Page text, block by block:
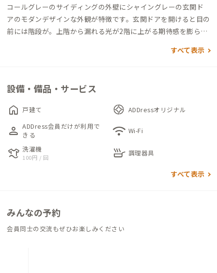
コールグレーのサイディングの外壁にシャイングレーの玄関ド
アのモダンデザインな外観が特徴です。玄関ドアを開けると目の
前には階段が。上階から漏れる光が2階に上がる期待感を膨らま
とは一変して、オレンジと花柄のアクセントクロスが印象的なカ
s古淵の家は男女共用です）、窓枠や廊下、棚の上など、ちょっ
としたところに当時の面影を残す小物が散りばめられており、可
愛らしい空間になっています。リビング手前には仕事にもぴった
りな折りたたみのハイカウンターとグリーンスツール、その先
のダイニングスペースには使い込むことで味の出るパイン無垢
材のダイニングテーブルがあります。キッチンには、幅約2.7m
のゆとりあるシステムキッチンがあり、会員同士で一緒に料理を
楽しむにはおすすめの空間です。また、浴室も広々とした浴槽が
すべて表示
設備・備品・サービス
home 戸建て ADDressオリジナル
person ADDress会員だけが利用で
きる
wifi Wi-Fi
laundry 洗濯機
100円 / 回 skillet 調理器具
すべて表示
みんなの予約
会員同士の交流もぜひお楽しみください